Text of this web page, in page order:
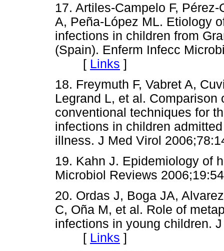
17. Artiles-Campelo F,
A, Peña-López ML. Etiology
infections in children from
(Spain). Enferm Infecc
[ Links ]
18. Freymuth F, Vabret A,
Legrand L, et al.
conventional techniques for
infections in children
illness. J Med Virol
19. Kahn J. Epidemiology of
Microbiol Reviews
20. Ordas J, Boga JA,
C, Oña M, et al. Role of
infections in young children.
[ Links ]